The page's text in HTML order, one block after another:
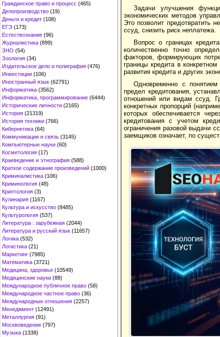
Гражданское право и процесс (465)
Делопроизводство (19)
Деньги и кредит (108)
ЕГЭ (173)
Естествознание (96)
Журналистика (899)
ЗНО (54)
Зоология (34)
Издательское дело и полиграфия (476)
Инвестиции (106)
Иностранный язык (62791)
Информатика (3562)
Информатика, программирование (6444)
Исторические личности (2165)
История (21319)
История техники (766)
Кибернетика (64)
Коммуникации и связь (3145)
Компьютерные науки (60)
Косметология (17)
Краеведение и этнография (588)
Краткое содержание произведений (1000)
Криминалистика (106)
Криминология (48)
Криптология (3)
Кулинария (1167)
Культура и искусство (8485)
Культурология (537)
Литература : зарубежная (2044)
Литература и русский язык (11657)
Логика (532)
Логистика (21)
Маркетинг (7985)
Математика (3721)
Медицина, здоровье (10549)
Медицинские науки (88)
Международное публичное право (58)
Международное частное право (36)
Международные отношения (2257)
Менеджмент (12491)
Металлургия (91)
Москвоведение (797)
Музыка (1338)
Задачи улучшения
экономических методов
Это позволит предотвратить
ссуд, снизить риск неплатежа.
Вопрос о границах
количественно точно
факторов, формирующих
границы кредита в
развития кредита и других
Одновременно с понятием
предел кредитования,
отношений или видам ссуд.
конкретных пропорций
которых обеспечивается
кредитования с учетом
ограничения разовой выдачи
заемщиков означает, по